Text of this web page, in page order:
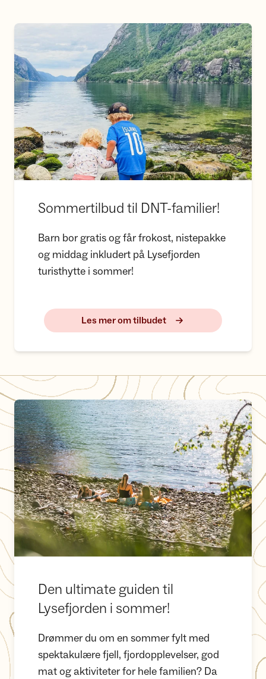
Sommertilbud til DNT-familier!
Sommertilbud til DNT-familier!
Barn bor gratis og får frokost, nistepakke
og middag inkludert på Lysefjorden
turisthytte i sommer!
Les mer om tilbudet
Den ultimate guiden til Lysefjorden i sommer!
Den ultimate guiden til
Lysefjorden i sommer!
Drømmer du om en sommer fylt med
spektakulære fjell, fjordopplevelser, god
mat og aktiviteter for hele familien? Da